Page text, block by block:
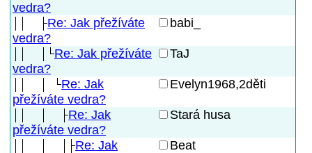
vedra?
Re: Jak přežíváte
vedra?
babi_
Re: Jak přežíváte
vedra?
TaJ
Re: Jak
přežíváte vedra?
Evelyn1968,2děti
Re: Jak
přežíváte vedra?
Stará husa
Re: Jak
Beat